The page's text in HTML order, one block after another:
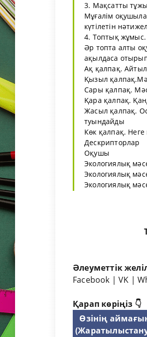
3. Мақсатты
Мұғалім
күтілетін
4. Топтық
Әр топта алты
ақылдаса
Ақ қалпақ.
Қызыл
Сары қалпақ.
Қара қалпақ.
Жасыл қалпақ.
туындайды
Көк қалпақ. Неге
Дескрипторлар
Оқушы
Экологиялық
Экологиялық
Экологиялық
Әлеуметтік
Facebook |VK |
Қарап көріңіз 👇
Өзінің